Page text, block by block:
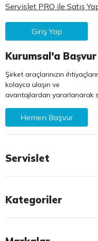
Servislet PRO ile Satış
Giriş Yap
Kurumsal'a Başvur
Şirket araçlarınızın
kolayca ulaşın ve
avantajlardan yararlanarak
Hemen Başvur
Servislet
Kategoriler